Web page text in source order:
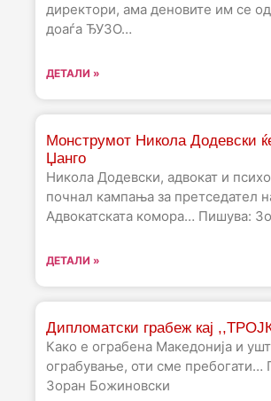
директори, ама деновите им се
доаѓа ЂУЗО…
ДЕТАЛИ »
Монструмот Никола Додевски
Џанго
Никола Додевски, адвокат и
почнал кампања за претседател
Адвокатската комора… Пишува:
ДЕТАЛИ »
Дипломатски грабеж кај
Како е ограбена Македонија и
ограбување, оти сме пребогати…
Зоран Божиновски